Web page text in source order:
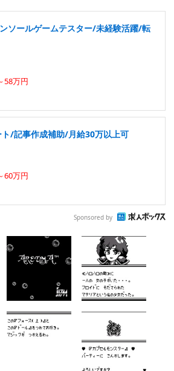
ソールゲームテスター/未経験活躍/転
58万円
/記事作成補助/月給30万以上可
60万円
Sponsored by